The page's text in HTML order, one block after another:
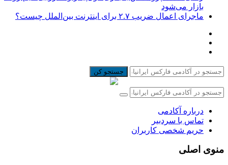
بازار می‌شود
ماجرای اعمال ضریب ۲.۷ برای اینترنت بین‌الملل چیست؟
جستجو کن
درباره آکادمی
تماس با سردبیر
حریم شخصی کاربران
منوی اصلی